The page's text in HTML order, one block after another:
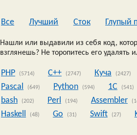
Все Лучший Сток Глупый
Нашли или выдавили из себя код,
взглянешь? Не торопитесь его удалять
PHP (5714) C++ (2747) Куча (2427)
Pascal (649) Python (594) 1C (541)
bash (202) Perl (194) Assembler
Haskell (48) Go (31) Swift (27)